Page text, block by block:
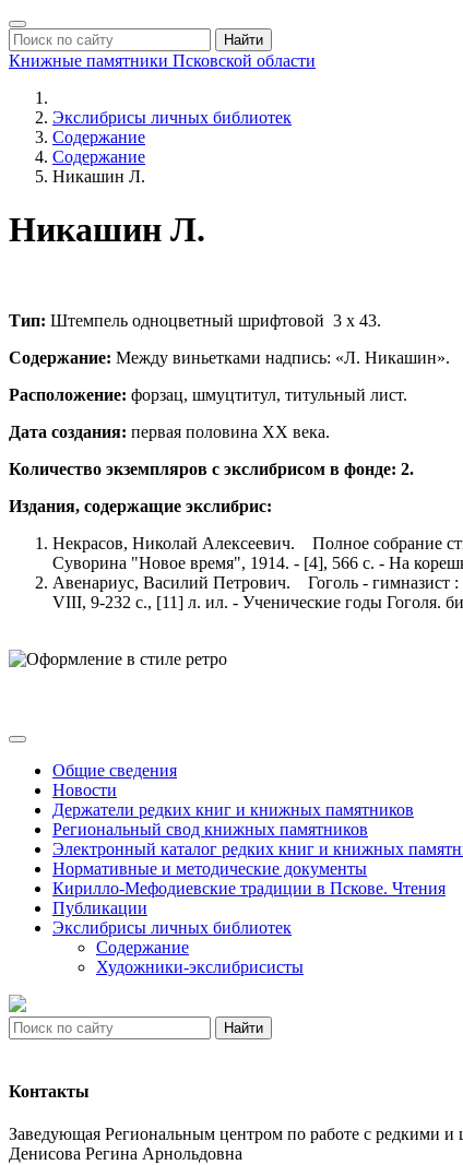
Найти
Книжные памятники Псковской области
Экслибрисы личных библиотек
Содержание
Содержание
Никашин Л.
Никашин Л.
Тип: Штемпель одноцветный шрифтовой 3 х 43.
Содержание: Между виньетками надпись: «Л. Никашин».
Расположение: форзац, шмуцтитул, титульный лист.
Дата создания: первая половина ХХ века.
Количество экземпляров с экслибрисом в фонде: 2.
Издания, содержащие экслибрис:
Некрасов, Николай Алексеевич. Полное собрание
Суворина "Новое время", 1914. - [4], 566 с. - На
Авенариус, Василий Петрович. Гоголь - гимназист
VIII, 9-232 с., [11] л. ил. - Ученические годы Гоголя.
Общие сведения
Новости
Держатели редких книг и книжных памятников
Региональный свод книжных памятников
Электронный каталог редких книг и книжных
Нормативные и методические документы
Кирилло-Мефодиевские традиции в Пскове. Чтения
Публикации
Экслибрисы личных библиотек
Содержание
Художники-экслибрисисты
Найти
Контакты
Заведующая Региональным центром по работе с редкими
Денисова Регина Арнольдовна